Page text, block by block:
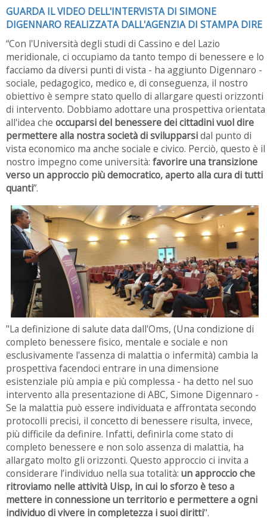
GUARDA IL VIDEO DELL'INTERVISTA DI SIMONE
DIGENNARO REALIZZATA DALL'AGENZIA DI STAMPA DIRE
“Con l'Università degli studi di Cassino e del Lazio
meridionale, ci occupiamo da tanto tempo di benessere e lo
facciamo da diversi punti di vista - ha aggiunto Digennaro -
sociale, pedagogico, medico e, di conseguenza, il nostro
obiettivo è sempre stato quello di allargare questi orizzonti
di intervento. Dobbiamo adottare una prospettiva orientata
all'idea che occuparsi del benessere dei cittadini vuol dire
permettere alla nostra società di svilupparsidal punto di
vista economico ma anche sociale e civico. Perciò, questo è il
nostro impegno come università: favorire una transizione
verso un approccio più democratico, aperto alla cura di tutti
quanti”.
"La definizione di salute data dall'Oms, (Una condizione di
completo benessere fisico, mentale e sociale e non
esclusivamente l'assenza di malattia o infermità) cambia la
prospettiva facendoci entrare in una dimensione
esistenziale più ampia e più complessa - ha detto nel suo
intervento alla presentazione di ABC, Simone Digennaro -
Se la malattia può essere individuata e affrontata secondo
protocolli precisi, il concetto di benessere risulta, invece,
più difficile da definire. Infatti, definirla come stato di
completo benessere e non solo assenza di malattia, ha
allargato molto gli orizzonti. Questo approccio ci invita a
considerare l’individuo nella sua totalità: un approccio che
ritroviamo nelle attività Uisp, in cui lo sforzo è teso a
mettere in connessione un territorio e permettere a ogni
individuo di vivere in completezza i suoi diritti".